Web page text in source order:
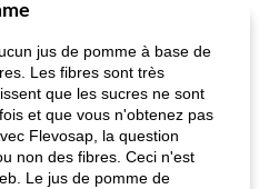
jus de pomme à base de
Les fibres sont très
que les sucres ne sont
et que vous n'obtenez pas
Flevosap, la question
non des fibres. Ceci n'est
Le jus de pomme de